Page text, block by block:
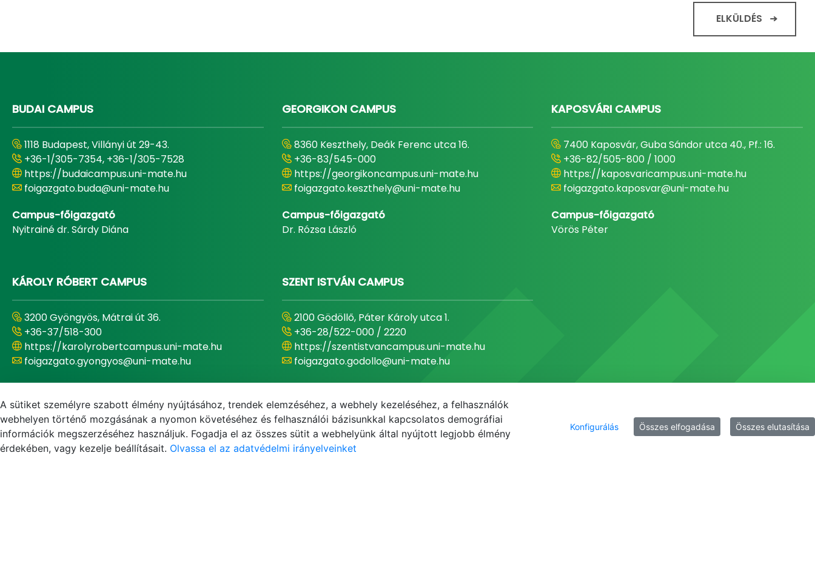
ELKÜLDÉS
BUDAI CAMPUS
1118 Budapest, Villányi út 29-43.
+36-1/305-7354, +36-1/305-7528
https://budaicampus.uni-mate.hu
foigazgato.buda@uni-mate.hu
Campus-főigazgató
Nyitrainé dr. Sárdy Diána
GEORGIKON CAMPUS
8360 Keszthely, Deák Ferenc utca 16.
+36-83/545-000
https://georgikoncampus.uni-mate.hu
foigazgato.keszthely@uni-mate.hu
Campus-főigazgató
Dr. Rózsa László
KAPOSVÁRI CAMPUS
7400 Kaposvár, Guba Sándor utca 40., Pf.: 16.
+36-82/505-800 / 1000
https://kaposvaricampus.uni-mate.hu
foigazgato.kaposvar@uni-mate.hu
Campus-főigazgató
Vörös Péter
KÁROLY RÓBERT CAMPUS
3200 Gyöngyös, Mátrai út 36.
+36-37/518-300
https://karolyrobertcampus.uni-mate.hu
foigazgato.gyongyos@uni-mate.hu
Dr. Bujdosó Zoltán
SZENT ISTVÁN CAMPUS
2100 Gödöllő, Páter Károly utca 1.
+36-28/522-000 / 2220
https://szentistvancampus.uni-mate.hu
foigazgato.godollo@uni-mate.hu
Dr. Béres András
A sütiket személyre szabott élmény nyújtásához, trendek elemzéséhez, a webhely kezeléséhez, a felhasználók
webhelyen történő mozgásának a nyomon követéséhez és felhasználói bázisunkkal kapcsolatos demográfiai
információk megszerzéséhez használjuk. Fogadja el az összes sütit a webhelyünk által nyújtott legjobb élmény
érdekében, vagy kezelje beállításait. Olvassa el az adatvédelmi irányelveinket
Konfigurálás Összes elfogadása Összes elutasítása